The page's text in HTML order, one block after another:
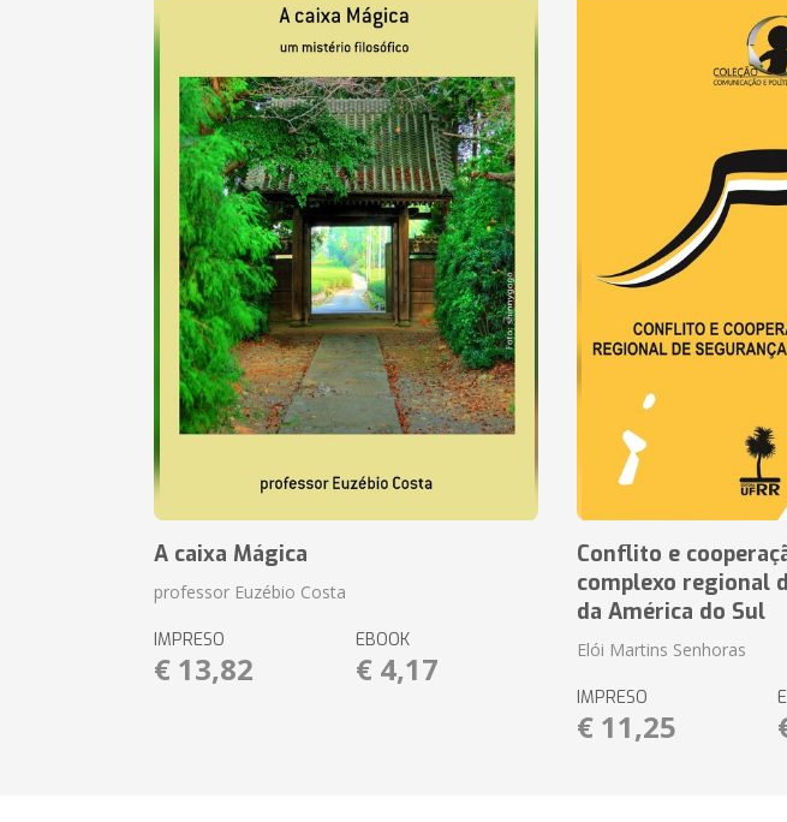
A caixa Mágica
professor Euzébio Costa
IMPRESO
€ 13,82
EBOOK
€ 4,17
Conflito e
complexo regional
da América do Sul
Elói Martins Senhoras
IMPRESO
€ 11,25